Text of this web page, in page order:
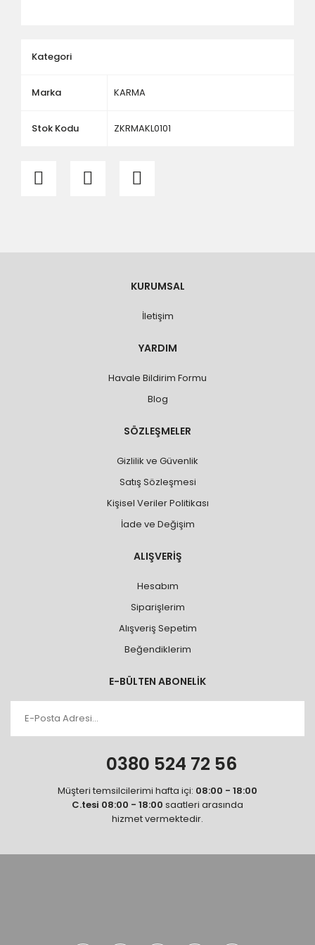
Kategori
Marka KARMA
Stok Kodu ZKRMAKL0101
KURUMSAL
İletişim
YARDIM
Havale Bildirim Formu
Blog
SÖZLEŞMELER
Gizlilik ve Güvenlik
Satış Sözleşmesi
Kişisel Veriler Politikası
İade ve Değişim
ALIŞVERİŞ
Hesabım
Siparişlerim
Alışveriş Sepetim
Beğendiklerim
E-BÜLTEN ABONELİK
0380 524 72 56
Müşteri temsilcilerimi hafta içi: 08:00 - 18:00
C.tesi 08:00 - 18:00 saatleri arasında
hizmet vermektedir.